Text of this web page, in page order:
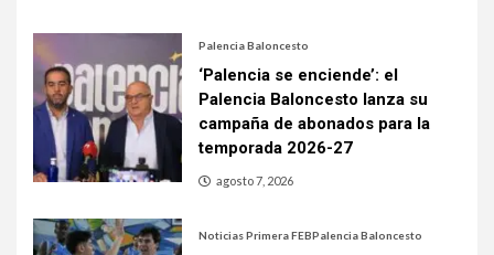
Palencia Baloncesto
‘Palencia se enciende’: el
Palencia Baloncesto lanza su
campaña de abonados para la
temporada 2026-27
agosto 7, 2026
Noticias Primera FEBPalencia Baloncesto